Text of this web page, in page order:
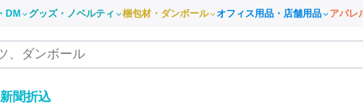
DM グッズ・ノベルティ 梱包材・ダンボール オフィス用品・店舗用品 アパレ
新聞折込